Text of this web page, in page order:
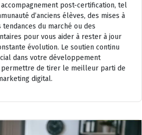
post-certification, tel
d’anciens élèves, des mises à
du marché ou des
pour vous aider à rester à jour
évolution. Le soutien continu
dans votre développement
de tirer le meilleur parti de
digital.